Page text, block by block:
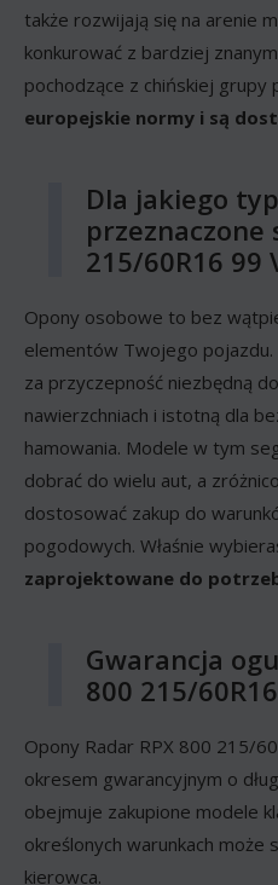
także rozwijają się na arenie
konkurować z bardziej
pochodzące z chińskiej grupy
europejskie normy i są
Dla jakiego
przeznaczone
215/60R16 99
Opony osobowe to bez
elementów Twojego
za przyczepność niezbędną
nawierzchniach i istotną dla
hamowania. Modele w tym
dobrać do wielu aut, a
dostosować zakup do
pogodowych. Właśnie
zaprojektowane do
Gwarancja
800 215/
Opony Radar RPX 800 215/
okresem gwarancyjnym o
obejmuje zakupione modele
określonych warunkach może
kierowca.